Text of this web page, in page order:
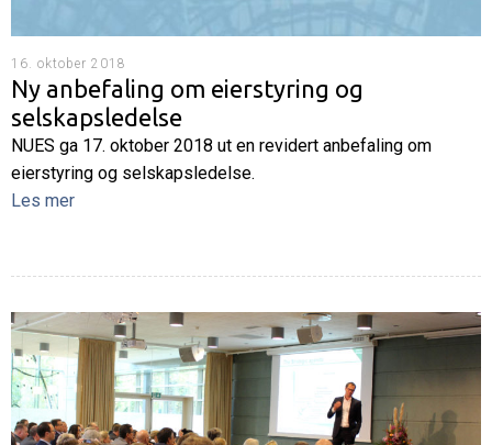
16. oktober 2018
Ny anbefaling om eierstyring og
selskapsledelse
NUES ga 17. oktober 2018 ut en revidert anbefaling om
eierstyring og selskapsledelse.
Les mer